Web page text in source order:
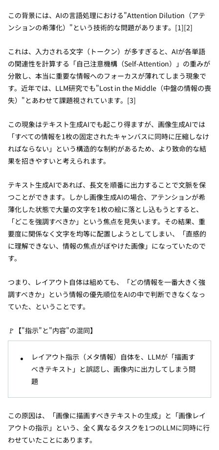
この背景には、AIの言語処理における"Attention Dilution（アテ
ンションの希薄化）"という技術的な問題があります。[1][2]
これは、入力される文字（トークン）が多すぎると、AIが各単語
の関連性を計算する「自己注意機構（Self-Attention）」の重みが
分散し、本当に重要な情報へのフォーカスが薄れてしまう現象で
す。近年では、LLM研究でも"Lost in the Middle（中盤の情報の喪
失）"とあわせて課題視されています。[3]
この現象はテキスト生成AIでも起こり得ますが、画像生成AIでは
「すべての情報を1枚の固定されたキャンバスに同時に圧縮しなけ
ればならない」という構造的な制約があるため、より致命的な結
果を招きやすいと考えられます。
テキスト生成AIであれば、長文を順番に出力することで文脈を保
つことができます。しかし画像生成AIの場合、アテンションが希
薄化した状態で大量の文字を1枚の絵に落とし込もうとすると、
「どこを強調すべきか」という焦点を見失います。その結果、重
要度に関係なく文字を均等に配置しようとしてしまい、「直感的
に理解できない、情報の焦点がぼやけた画像」になっていたので
す。
つまり、レイアウト自体は組めても、「どの情報を一番大きく強
調すべきか」という情報の優先順位をAIの中で判断できなくなっ
ていた、ということです。
🚩【"指示"と"内容"の混同】
レイアウト指示（メタ情報）自体を、LLMが「描画す
べきテキスト」と誤認し、画像内に出力してしまう問
題
この原因は、「画像に描画すべきテキストの生成」と「画像レイ
アウトの指示」という、全く異なるタスクを1つのLLMに同時に行
わせていたことにあります。